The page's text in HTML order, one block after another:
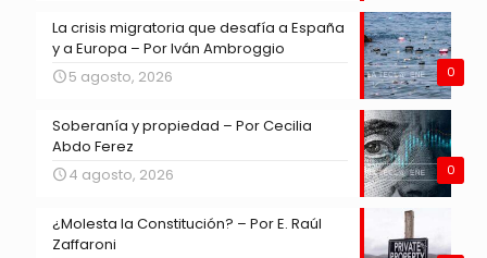
0
La crisis migratoria que desafía a España
y a Europa – Por Iván Ambroggio
5 agosto, 2026
0
Soberanía y propiedad – Por Cecilia
Abdo Ferez
4 agosto, 2026
¿Molesta la Constitución? – Por E. Raúl
Zaffaroni